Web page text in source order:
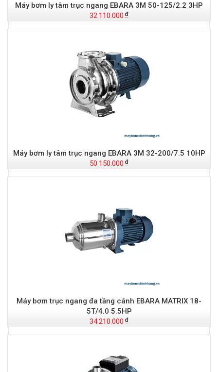
Máy bơm ly tâm trục ngang EBARA 3M 50-125/2.2 3HP
32.110.000
Máy bơm ly tâm trục ngang EBARA 3M 32-200/7.5 10HP
50.150.000
Máy bơm trục ngang đa tầng cánh EBARA MATRIX 18-
5T/4.0 5.5HP
34.210.000